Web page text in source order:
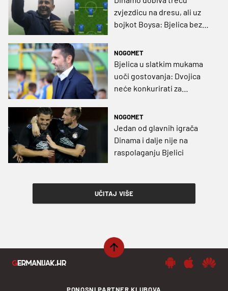
zvjezdicu na dresu, ali uz
bojkot Boysa: Bjelica bez
NOGOMET
Bjelica u slatkim mukama
uoči gostovanja: Dvojica
neće konkurirati za
NOGOMET
Jedan od glavnih igrača
Dinama i dalje nije na
raspolaganju Bjelici
UČITAJ VIŠE